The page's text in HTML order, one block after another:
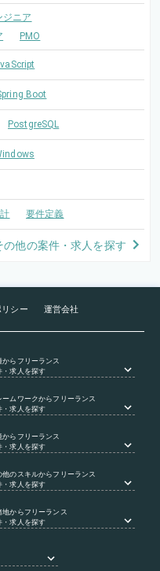
ジニア
PMO
Boot
PostgreSQL
要件定義
の他の案件・求人を探す
シー 運営会社
からフリーランス
・求人を探す
ームワークからフリーランス
・求人を探す
からフリーランス
・求人を探す
他のスキルからフリーランス
・求人を探す
地からフリーランス
・求人を探す